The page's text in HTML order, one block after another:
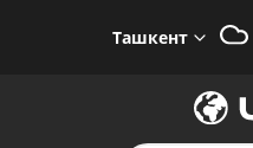
Ташкент